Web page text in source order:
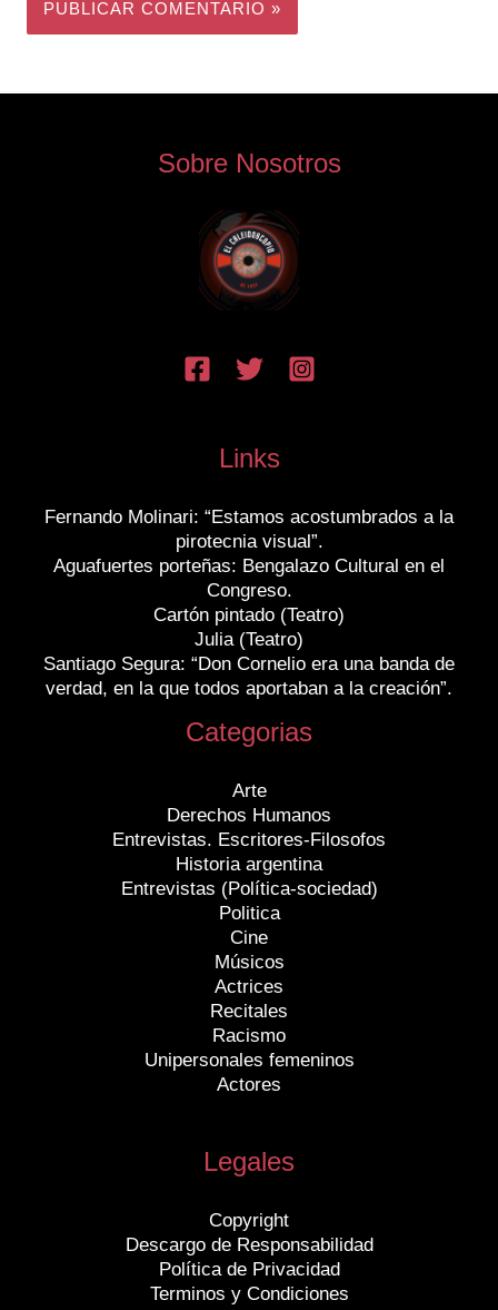
Sobre Nosotros
Links
Fernando Molinari: “Estamos acostumbrados a la
pirotecnia visual”.
Aguafuertes porteñas: Bengalazo Cultural en el
Congreso.
Cartón pintado (Teatro)
Julia (Teatro)
Santiago Segura: “Don Cornelio era una banda de
verdad, en la que todos aportaban a la creación”.
Categorias
Arte
Derechos Humanos
Entrevistas. Escritores-Filosofos
Historia argentina
Entrevistas (Política-sociedad)
Politica
Cine
Músicos
Actrices
Recitales
Racismo
Unipersonales femeninos
Actores
Legales
Copyright
Descargo de Responsabilidad
Política de Privacidad
Terminos y Condiciones